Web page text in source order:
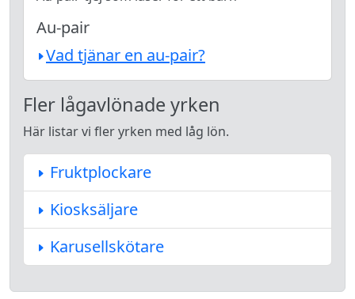
Au-pair
Vad tjänar en au-pair?
Fler lågavlönade yrken
Här listar vi fler yrken med låg lön.
Fruktplockare
Kiosksäljare
Karusellskötare